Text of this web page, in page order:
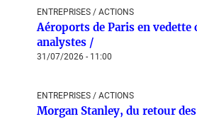
ENTREPRISES / ACTIONS
Aéroports de Paris en vedette
analystes /
31/07/2026 - 11:00
ENTREPRISES / ACTIONS
Morgan Stanley, du retour